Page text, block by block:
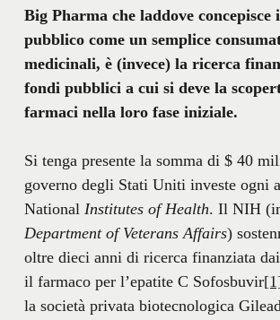
Big Pharma che laddove concepisce
pubblico come un semplice
medicinali, è (invece) la ricerca
fondi pubblici a cui si deve la
farmaci nella loro fase iniziale.
Si tenga presente la somma di $ 40
governo degli Stati Uniti investe ogni
National Institutes of Health. Il NIH
Department of Veterans Affairs)
oltre dieci anni di ricerca finanziata
il farmaco per l’epatite C Sofosbuvir
la società privata biotecnologica